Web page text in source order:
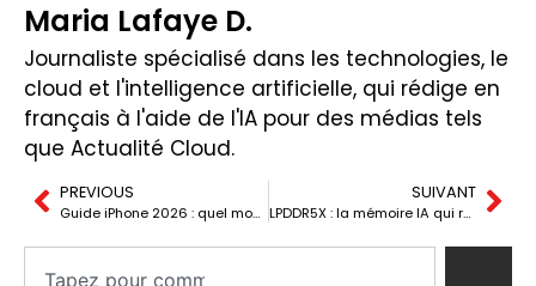
Maria Lafaye D.
Journaliste spécialisé dans les technologies, le
cloud et l'intelligence artificielle, qui rédige en
français à l'aide de l'IA pour des médias tels
que Actualité Cloud.
PREVIOUS
Guide iPhone 2026 : quel modèle choisir selon votre profil ?
SUIVANT
LPDDR5X : la mémoire IA qui rend l’iPhone plus cher